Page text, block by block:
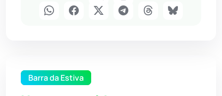
Barra da Estiva